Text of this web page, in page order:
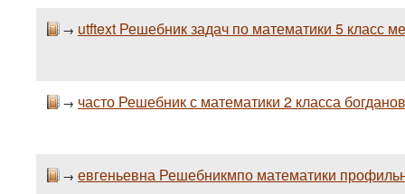
→ utftext Решебник задач по математики 5 класс
→ часто Решебник с математики 2 класса
→ евгеньевна Решебникмпо математики